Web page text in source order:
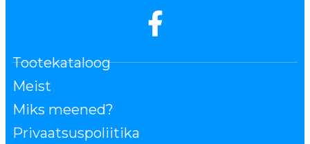
Tootekataloog
Meist
Miks meened?
Privaatsuspoliitika